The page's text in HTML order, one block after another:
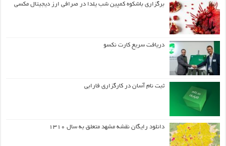
برگزاری باشکوه کمپین شب یلدا در صرافی ارز دیجیتال مکسی
دریافت سریع کارت نکسو
ثبت نام آسان در کارگزاری فارابی
دانلود رایگان نقشه مشهد متعلق به سال ۱۳۱۰